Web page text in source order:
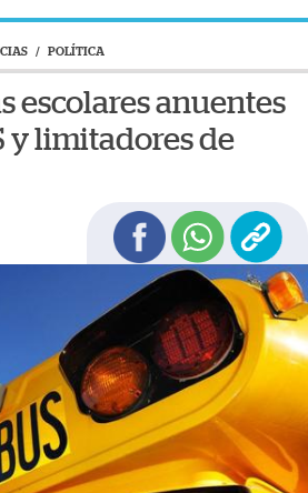
/ POLÍTICA
escolares anuentes
y limitadores de